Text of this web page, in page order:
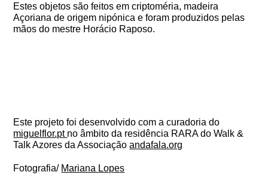
Estes objetos são feitos em criptoméria, madeira
Açoriana de origem nipónica e foram produzidos pelas
mãos do mestre Horácio Raposo.
Este projeto foi desenvolvido com a curadoria do
miguelflor.pt no âmbito da residência RARA do Walk &
Talk Azores da Associaçãoandafala.org
Fotografia/ Mariana Lopes